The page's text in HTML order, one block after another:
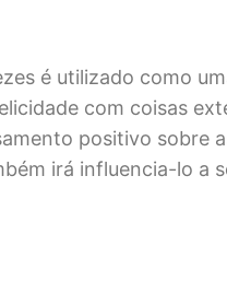
é utilizado como
com coisas
positivo sobre
irá influencia-lo a